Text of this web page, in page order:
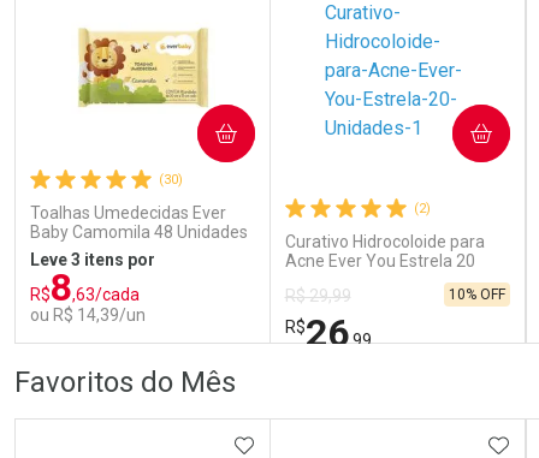
Comprar sem Desconto
Por R$ 153,99/cada
Comprar sem Desconto
Por R$ 153,99/cada
Ativar Desconto
Comprar sem Desconto
Por R$ 136,99/cada
Comprar sem Desconto
Por R$ 136,99/cada
(30)
Toalhas Umedecidas Ever
Baby Camomila 48 Unidades
Leve 3 itens por
R$8,63/cada
ou R$ 14,39/un
COMPRAR
(2)
Curativo Hidrocoloide para
Acne Ever You Estrela 20
R$ 29,99
R$26,99
10% OFF
COMPRAR
Favoritos do Mês
ADICIONAR AOS FAVORITOS